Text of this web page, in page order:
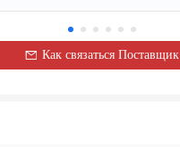
Как связаться Поставщик